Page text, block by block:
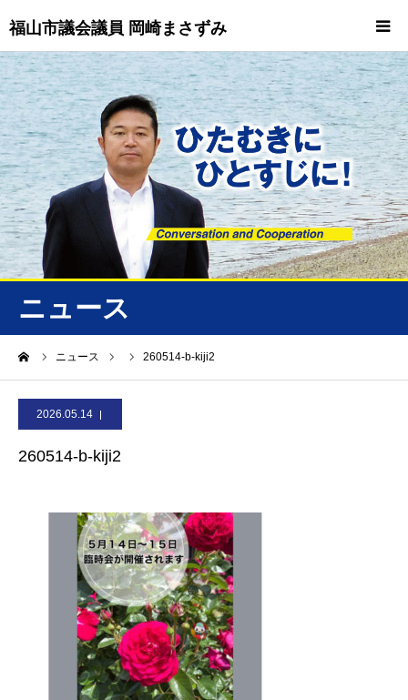
福山市議会議員 岡崎まさずみ
ニュース
ニュース 260514-b-kiji2
2026.05.14
260514-b-kiji2
HOME
重要情報
プロフィール
ニュース/トピックス
ニュース